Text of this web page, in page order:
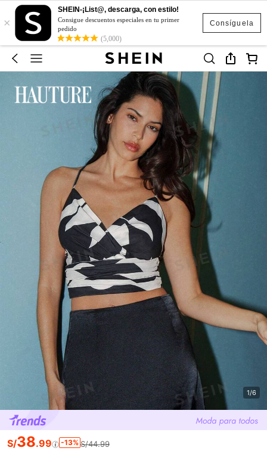
Consíguela
×
SHEIN-¡List@, descarga, con estilo!
Consigue descuentos especiales en tu primer
pedido
(5,000)
1/6
S/38.99 -13% S/44.99